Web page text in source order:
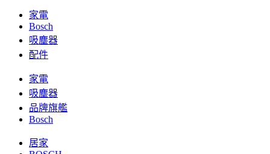
家電
Bosch
吸塵器
配件
家電
吸塵器
品牌旗艦
Bosch
居家